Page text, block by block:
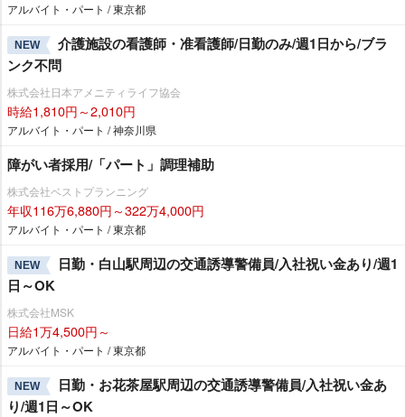
アルバイト・パート / 東京都
NEW
介護施設の看護師・准看護師/日勤のみ/週1日から/ブラ
ンク不問
株式会社日本アメニティライフ協会
時給1,810円～2,010円
アルバイト・パート / 神奈川県
障がい者採用/「パート」調理補助
株式会社ベストプランニング
年収116万6,880円～322万4,000円
アルバイト・パート / 東京都
NEW
日勤・白山駅周辺の交通誘導警備員/入社祝い金あり/週1
日～OK
株式会社MSK
日給1万4,500円～
アルバイト・パート / 東京都
NEW
日勤・お花茶屋駅周辺の交通誘導警備員/入社祝い金あ
り/週1日～OK